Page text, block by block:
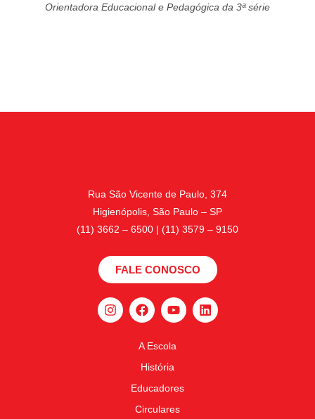
Orientadora Educacional e Pedagógica da 3ª série
Rua São Vicente de Paulo, 374
Higienópolis, São Paulo – SP
(11) 3662 – 6500 | (11) 3579 – 9150
FALE CONOSCO
A Escola
História
Educadores
Circulares